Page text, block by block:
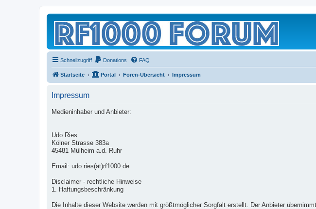
Schnellzugriff Donations FAQ
Startseite Portal Foren-Übersicht Impressum
Impressum
Medieninhaber und Anbieter:
Udo Ries
Kölner Strasse 383a
45481 Mülheim a.d. Ruhr
Email: udo.ries(ät)rf1000.de
Disclaimer - rechtliche Hinweise
1. Haftungsbeschränkung
Die Inhalte dieser Website werden mit größtmöglicher Sorgfalt erstellt. Der Anbieter